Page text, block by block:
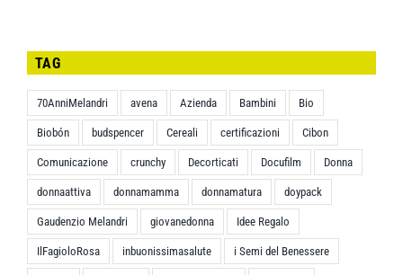
TAG
70AnniMelandri avena Azienda Bambini Bio
Biobón budspencer Cereali certificazioni Cibon
Comunicazione crunchy Decorticati Docufilm Donna
donnaattiva donnamamma donnamatura doypack
Gaudenzio Melandri giovanedonna Idee Regalo
IlFagioloRosa inbuonissimasalute i Semi del Benessere